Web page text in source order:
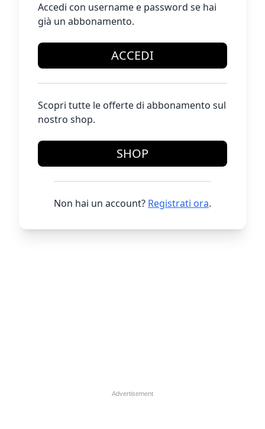
Accedi con username e password se hai
già un abbonamento.
ACCEDI
Scopri tutte le offerte di abbonamento sul
nostro shop.
SHOP
Non hai un account? Registrati ora.